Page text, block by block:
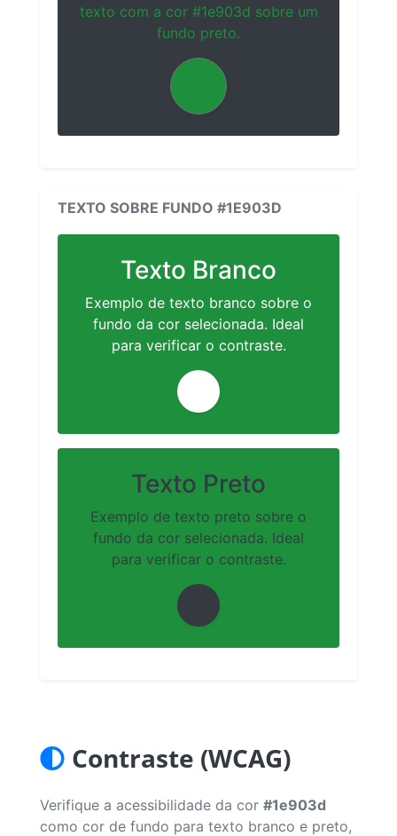
texto com a cor #1e903d sobre um
fundo preto.
TEXTO SOBRE FUNDO #1E903D
Texto Branco
Exemplo de texto branco sobre o
fundo da cor selecionada. Ideal
para verificar o contraste.
Texto Preto
Exemplo de texto preto sobre o
fundo da cor selecionada. Ideal
para verificar o contraste.
Contraste (WCAG)
Verifique a acessibilidade da cor #1e903d
como cor de fundo para texto branco e preto,